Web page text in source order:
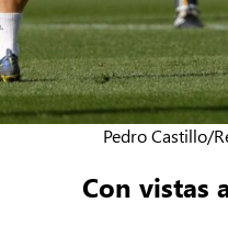
Pedro Castillo/
Con vistas